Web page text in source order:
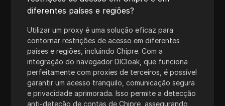
Tumblr
Twitch
Twitter/X
Upwork
Venmo
Vimeo
diferentes países e regiões?
Utilizar um proxy é uma solução eficaz para
contornar restrições de acesso em diferentes
países e regiões, incluindo Chipre. Com a
integração do navegador DICloak, que funciona
perfeitamente com proxies de terceiros, é possível
garantir um acesso tranquilo, comunicação segura
e privacidade aprimorada. Isso permite a detecção
anti-deteção de contas de Chipre, assegurando